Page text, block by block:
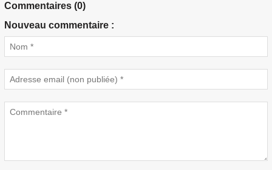
Commentaires (0)
Nouveau commentaire :